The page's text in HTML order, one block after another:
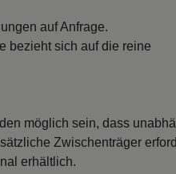
auf Anfrage.
bezieht sich auf die reine
möglich sein, dass
Zwischenträger
erhältlich.